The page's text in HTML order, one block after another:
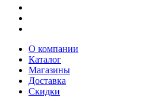
О компании
Каталог
Магазины
Доставка
Скидки